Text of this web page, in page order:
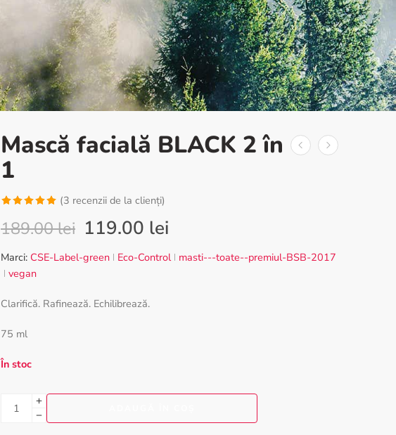
Mască facială BLACK 2 în
1
5.00din 5
pe baza a
evaluări de
la clienți
(3 recenzii de la clienți)
189.00lei 119.00 lei
Marci: CSE-Label-green Eco-Control masti---toate--premiul-BSB-2017
vegan
Clarifică. Rafinează. Echilibrează.
75 ml
În stoc